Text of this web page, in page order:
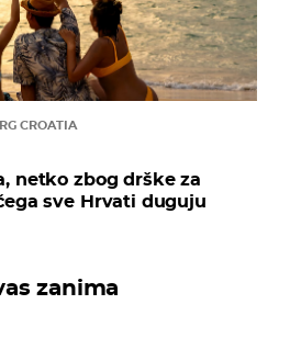
CROATIA
netko zbog drške za
sve Hrvati duguju
zanima